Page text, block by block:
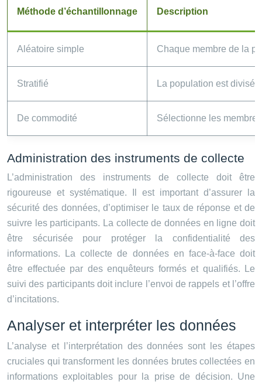
Méthode d’échantillonnage Description
Aléatoire simple Chaque membre de la
Stratifié La population est
De commodité Sélectionne les
Administration des instruments de collecte
L’administration des instruments de collecte doit être
rigoureuse et systématique. Il est important d’assurer la
sécurité des données, d’optimiser le taux de réponse et de
suivre les participants. La collecte de données en ligne doit
être sécurisée pour protéger la confidentialité des
informations. La collecte de données en face-à-face doit
être effectuée par des enquêteurs formés et qualifiés. Le
suivi des participants doit inclure l’envoi de rappels et l’offre
d’incitations.
Analyser et interpréter les données
L’analyse et l’interprétation des données sont les étapes
cruciales qui transforment les données brutes collectées en
informations exploitables pour la prise de décision. Une